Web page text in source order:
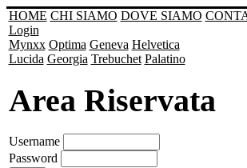
HOME CHI SIAMO DOVE SIAMO
Login
Mynxx Optima Geneva Helvetica
Lucida Georgia Trebuchet Palatino
Area Riservata
Username
Password